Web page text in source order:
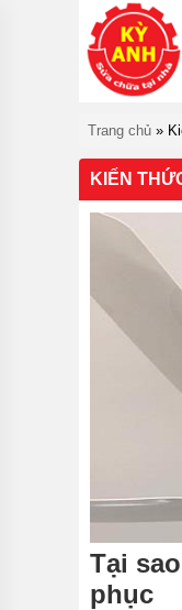
Trang chủ »
KIẾN
Tại
phục